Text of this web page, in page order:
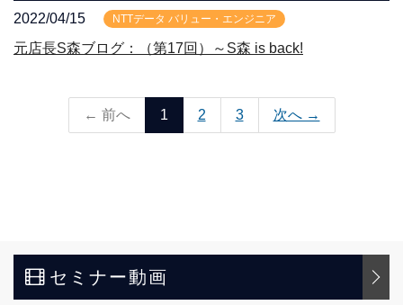
2022/04/15 NTTデータ バリュー・エンジニア
元店長S森ブログ：（第17回）～S森 is back!
← 前へ 1 2 3 次へ →
セミナー動画